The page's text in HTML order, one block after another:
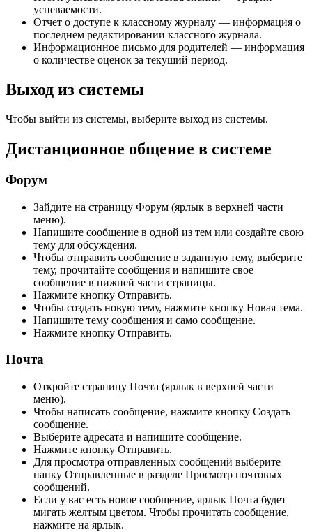
успеваемости.
Отчет о доступе к классному журналу — информация о
последнем редактировании классного журнала.
Информационное письмо для родителей — информация
о количестве оценок за текущий период.
Выход из системы
Чтобы выйти из системы, выберите выход из системы.
Дистанционное общение в системе
Форум
Зайдите на страницу Форум (ярлык в верхней части
меню).
Напишите сообщение в одной из тем или создайте свою
тему для обсуждения.
Чтобы отправить сообщение в заданную тему, выберите
тему, прочитайте сообщения и напишите свое
сообщение в нижней части страницы.
Нажмите кнопку Отправить.
Чтобы создать новую тему, нажмите кнопку Новая тема.
Напишите тему сообщения и само сообщение.
Нажмите кнопку Отправить.
Почта
Откройте страницу Почта (ярлык в верхней части
меню).
Чтобы написать сообщение, нажмите кнопку Создать
сообщение.
Выберите адресата и напишите сообщение.
Нажмите кнопку Отправить.
Для просмотра отправленных сообщений выберите
папку Отправленные в разделе Просмотр почтовых
сообщений.
Если у вас есть новое сообщение, ярлык Почта будет
мигать желтым цветом. Чтобы прочитать сообщение,
нажмите на ярлык.